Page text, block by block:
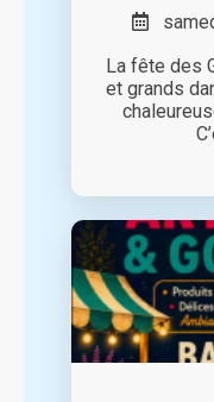
La fête des
et grands